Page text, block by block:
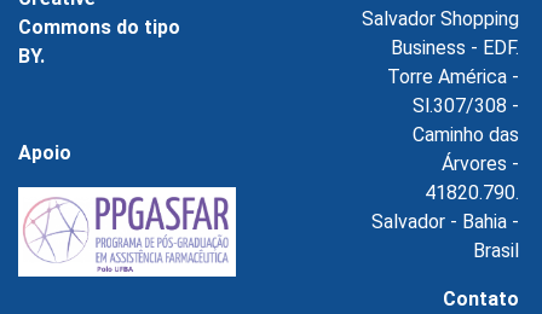
Commons do tipo
BY.
Apoio
Salvador Shopping
Business - EDF.
Torre América -
Sl.307/308 -
Caminho das
Árvores -
41820.790.
Salvador - Bahia -
Brasil
Contato